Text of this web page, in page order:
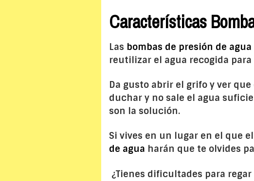
Características
Las bombas de presión de agua
reutilizar el agua recogida
Da gusto abrir el grifo y ver
duchar y no sale el agua
son la solución.
Si vives en un lugar en el que
de agua harán que te olvides
¿Tienes dificultades para